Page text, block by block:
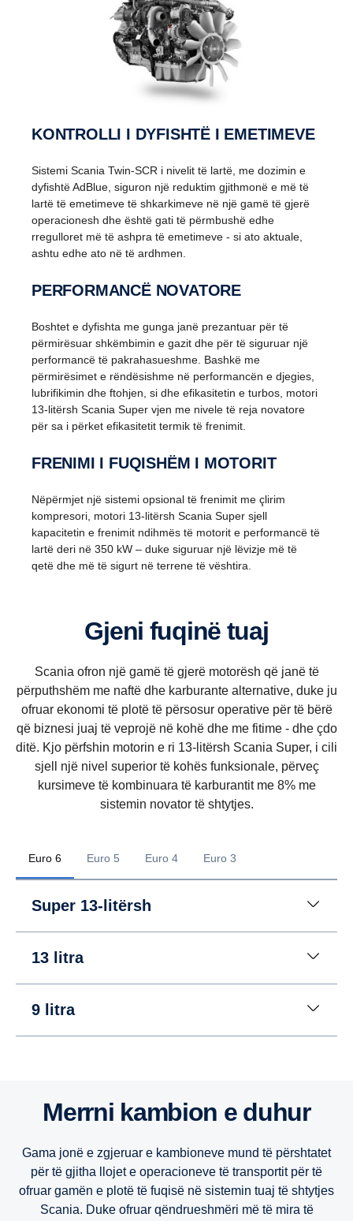
KONTROLLI I DYFISHTË I EMETIMEVE
Sistemi Scania Twin-SCR i nivelit të lartë, me dozimin e
dyfishtë AdBlue, siguron një reduktim gjithmonë e më të
lartë të emetimeve të shkarkimeve në një gamë të gjerë
operacionesh dhe është gati të përmbushë edhe
rregulloret më të ashpra të emetimeve - si ato aktuale,
ashtu edhe ato në të ardhmen.
PERFORMANCË NOVATORE
Boshtet e dyfishta me gunga janë prezantuar për të
përmirësuar shkëmbimin e gazit dhe për të siguruar një
performancë të pakrahasueshme. Bashkë me
përmirësimet e rëndësishme në performancën e djegies,
lubrifikimin dhe ftohjen, si dhe efikasitetin e turbos, motori
13-litërsh Scania Super vjen me nivele të reja novatore
për sa i përket efikasitetit termik të frenimit.
FRENIMI I FUQISHËM I MOTORIT
Nëpërmjet një sistemi opsional të frenimit me çlirim
kompresori, motori 13-litërsh Scania Super sjell
kapacitetin e frenimit ndihmës të motorit e performancë të
lartë deri në 350 kW – duke siguruar një lëvizje më të
qetë dhe më të sigurt në terrene të vështira.
Gjeni fuqinë tuaj
Scania ofron një gamë të gjerë motorësh që janë të
përputhshëm me naftë dhe karburante alternative, duke ju
ofruar ekonomi të plotë të përsosur operative për të bërë
që biznesi juaj të veprojë në kohë dhe me fitime - dhe çdo
ditë. Kjo përfshin motorin e ri 13-litërsh Scania Super, i cili
sjell një nivel superior të kohës funksionale, përveç
kursimeve të kombinuara të karburantit me 8% me
sistemin novator të shtytjes.
Euro 6 Euro 5 Euro 4 Euro 3
Super 13-litërsh
13 litra
9 litra
Merrni kambion e duhur
Gama jonë e zgjeruar e kambioneve mund të përshtatet
për të gjitha llojet e operacioneve të transportit për të
ofruar gamën e plotë të fuqisë në sistemin tuaj të shtytjes
Scania. Duke ofruar qëndrueshmëri më të mira të